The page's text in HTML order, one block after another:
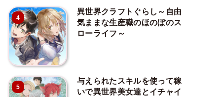
4
異世界クラフトぐらし～自由
気ままな生産職のほのぼのス
ローライフ～
5
与えられたスキルを使って稼
いで異世界美女達とイチャイ